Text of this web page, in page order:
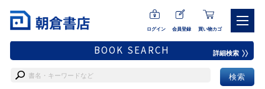
ログイン 会員登録 買い物カゴ
BOOK SEARCH 詳細検索